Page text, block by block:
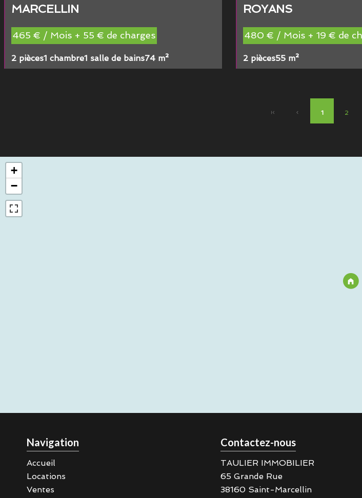
MARCELLIN
465 € / Mois + 55 € de charges
2 pièces1 chambre1 salle de bains74 m²
ROYANS
480 € / Mois + 19 € de
2 pièces55 m²
1 2
+
−
Navigation
Accueil
Locations
Ventes
Contactez-nous
TAULIER IMMOBILIER
65 Grande Rue
38160Saint-Marcellin